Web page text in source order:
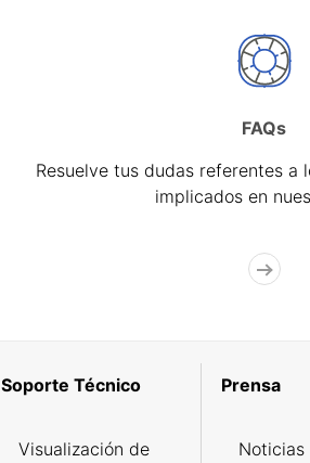
FAQs
Resuelve tus dudas referentes a
implicados en
Soporte Técnico
Visualización de
Prensa
Noticias